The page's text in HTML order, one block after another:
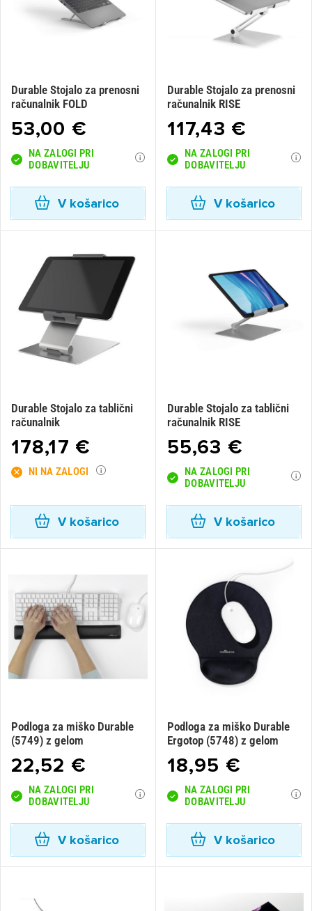
Durable Stojalo za prenosni
računalnik FOLD
53,00 €
NA ZALOGI PRI
DOBAVITELJU
V košarico
Durable Stojalo za prenosni
računalnik RISE
117,43 €
NA ZALOGI PRI
DOBAVITELJU
V košarico
Durable Stojalo za tablični
računalnik
178,17 €
NI NA ZALOGI
V košarico
Durable Stojalo za tablični
računalnik RISE
55,63 €
NA ZALOGI PRI
DOBAVITELJU
V košarico
Podloga za miško Durable
(5749) z gelom
22,52 €
NA ZALOGI PRI
DOBAVITELJU
V košarico
Podloga za miško Durable
Ergotop (5748) z gelom
18,95 €
NA ZALOGI PRI
DOBAVITELJU
V košarico